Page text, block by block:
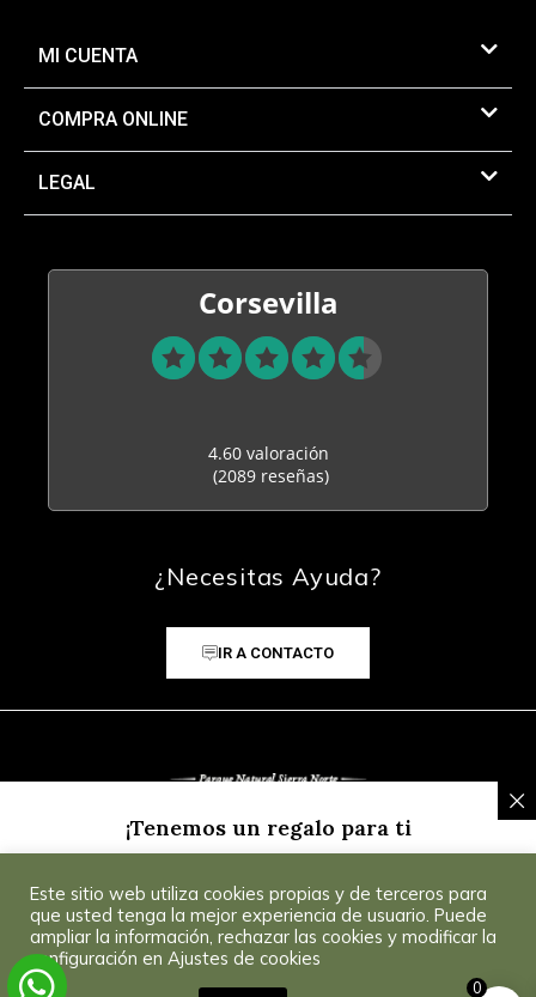
MI CUENTA
COMPRA ONLINE
LEGAL
Corsevilla
4.60 valoración
(2089 reseñas)
¿Necesitas Ayuda?
IR A CONTACTO
© 2025 CoSevilla
¡Tenemos un regalo para ti
descuentopara tu primera compra.Consultar
Condiciones.
Este sitio web utiliza cookies propias y de terceros para
que usted tenga la mejor experiencia de usuario. Puede
ampliar la información, rechazar las cookies y modificar la
configuración en Ajustes de cookies
0